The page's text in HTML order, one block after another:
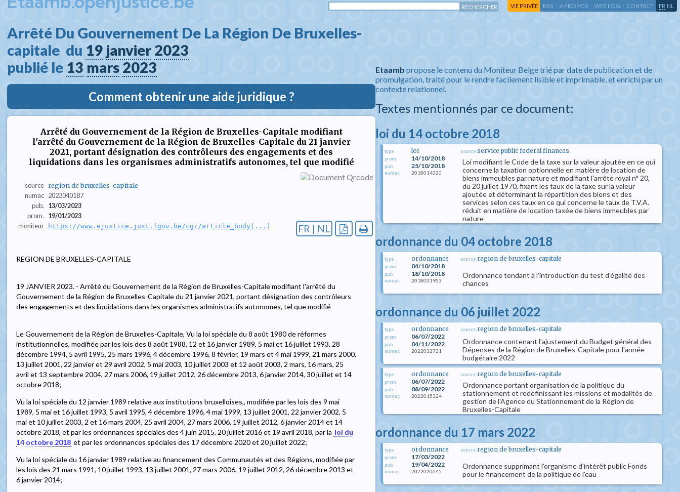
VIE PRIVÉE RSS - A PROPOS - WEB LOG - CONTACT FR NL
Arrêté Du Gouvernement De La Région De Bruxelles-
capitale  du 19 janvier 2023
publié le 13 mars 2023
Comment obtenir une aide juridique ?
Arrêté du Gouvernement de la Région de Bruxelles-Capitale modifiant
l'arrêté du Gouvernement de la Région de Bruxelles-Capitale du 21 janvier
2021, portant désignation des contrôleurs des engagements et des
liquidations dans les organismes administratifs autonomes, tel que modifié
source region de bruxelles-capitale
numac 2023040187
pub.
13/03/2023
prom.
19/01/2023
moniteur
https://www.ejustice.just.fgov.be/cgi/article_body(...) FR | NL
REGION DE BRUXELLES-CAPITALE
19 JANVIER 2023. - Arrêté du Gouvernement de la Région de Bruxelles-Capitale modifiant l'arrêté du
Gouvernement de la Région de Bruxelles-Capitale du 21 janvier 2021, portant désignation des contrôleurs
des engagements et des liquidations dans les organismes administratifs autonomes, tel que modifié
Le Gouvernement de la Région de Bruxelles-Capitale, Vu la loi spéciale du 8 août 1980 de réformes
institutionnelles, modifiée par les lois des 8 août 1988, 12 et 16 janvier 1989, 5 mai et 16 juillet 1993, 28
décembre 1994, 5 avril 1995, 25 mars 1996, 4 décembre 1996, 8 février, 19 mars et 4 mai 1999, 21 mars 2000,
13 juillet 2001, 22 janvier et 29 avril 2002, 5 mai 2003, 10 juillet 2003 et 12 août 2003, 2 mars, 16 mars, 25
avril et 13 septembre 2004, 27 mars 2006, 19 juillet 2012, 26 décembre 2013, 6 janvier 2014, 30 juillet et 14
octobre 2018;
Vu la loi spéciale du 12 janvier 1989 relative aux institutions bruxelloises,, modifiée par les lois des 9 mai
1989, 5 mai et 16 juillet 1993, 5 avril 1995, 4 décembre 1996, 4 mai 1999, 13 juillet 2001, 22 janvier 2002, 5
mai et 10 juillet 2003, 2 et 16 mars 2004, 25 avril 2004, 27 mars 2006, 19 juillet 2012, 6 janvier 2014 et 14
octobre 2018, et par les ordonnances spéciales des 4 juin 2015, 20 juillet 2016 et 19 avril 2018, par la loi du
14 octobre 2018 et par les ordonnances spéciales des 17 décembre 2020 et 20 juillet 2022;
Vu la loi spéciale du 16 janvier 1989 relative au financement des Communautés et des Régions, modifiée par
les lois des 21 mars 1991, 10 juillet 1993, 13 juillet 2001, 27 mars 2006, 19 juillet 2012, 26 décembre 2013 et
6 janvier 2014;
Etaamb propose le contenu du Moniteur Belge trié par date de publication et de
promulgation, traité pour le rendre facilement lisible et imprimable, et enrichi par un
contexte relationnel.
Textes mentionnés par ce document:
loi du 14 octobre 2018
type loi
prom. 14/10/2018
pub. 25/10/2018
numac 2018014320
source service public federal finances
Loi modifiant le Code de la taxe sur la valeur ajoutée en ce qui
concerne la taxation optionnelle en matière de location de
biens immeubles par nature et modifiant l'arrêté royal n° 20,
du 20 juillet 1970, fixant les taux de la taxe sur la valeur
ajoutée et déterminant la répartition des biens et des
services selon ces taux en ce qui concerne le taux de T.V.A.
réduit en matière de location taxée de biens immeubles par
nature
ordonnance du 04 octobre 2018
type ordonnance
prom. 04/10/2018
pub. 18/10/2018
numac 2018031953
source region de bruxelles-capitale
Ordonnance tendant à l'introduction du test d'égalité des
chances
ordonnance du 06 juillet 2022
type ordonnance
prom. 06/07/2022
pub. 04/11/2022
numac 2022032721
source region de bruxelles-capitale
Ordonnance contenant l'ajustement du Budget général des
Dépenses de la Région de Bruxelles-Capitale pour l'année
budgétaire 2022
type ordonnance
prom. 06/07/2022
pub. 08/09/2022
numac 2022015324
source region de bruxelles-capitale
Ordonnance portant organisation de la politique du
stationnement et redéfinissant les missions et modalités de
gestion de l'Agence du Stationnement de la Région de
Bruxelles-Capitale
ordonnance du 17 mars 2022
type ordonnance
prom. 17/03/2022
pub. 19/04/2022
numac 2022020645
source region de bruxelles-capitale
Ordonnance supprimant l'organisme d'intérêt public Fonds
pour le financement de la politique de l'eau